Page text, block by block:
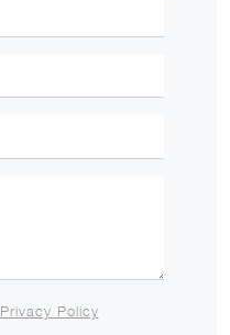
Privacy Policy